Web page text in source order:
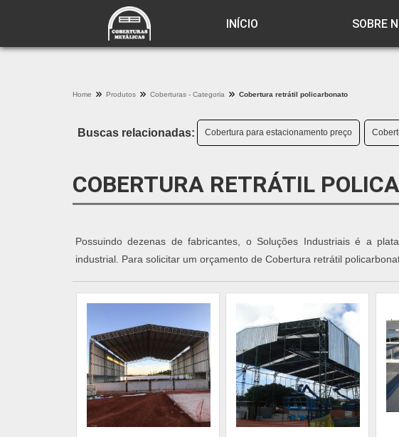
INÍCIO SOBRE
Home Produtos Coberturas - Categoria Cobertura retrátil policarbonato
Buscas relacionadas: Cobertura para estacionamento preço
COBERTURA RETRÁTIL
Possuindo dezenas de fabricantes, o Soluções Industriais é a
industrial. Para solicitar um orçamento de Cobertura retrátil